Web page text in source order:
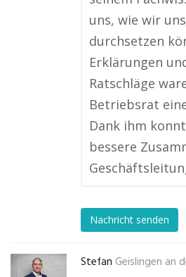
uns, wie wir
durchsetzen
Erklärungen
Ratschläge
Betriebsrat
Dank ihm
bessere
Nachricht senden
Stefan Geislingen an